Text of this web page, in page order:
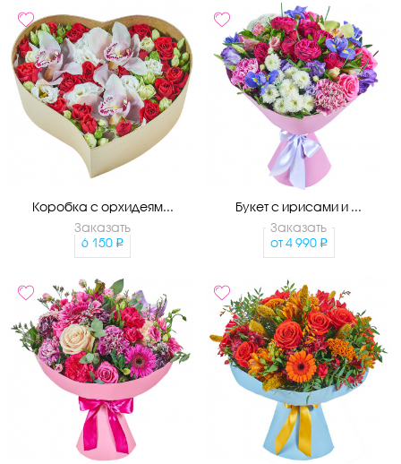
Коробка с орхидеям...
Заказать
6 150
Букет с ирисами и ...
Заказать
от 4 990